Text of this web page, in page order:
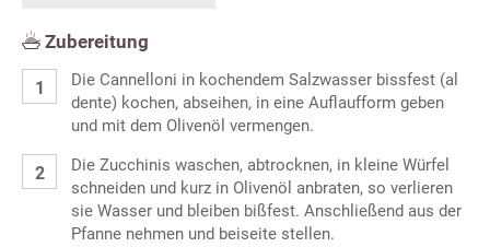
Zubereitung
Die Cannelloni in kochendem Salzwasser bissfest (al
dente) kochen, abseihen, in eine Auflaufform geben
und mit dem Olivenöl vermengen.
Die Zucchinis waschen, abtrocknen, in kleine Würfel
schneiden und kurz in Olivenöl anbraten, so verlieren
sie Wasser und bleiben bißfest. Anschließend aus der
Pfanne nehmen und beiseite stellen.